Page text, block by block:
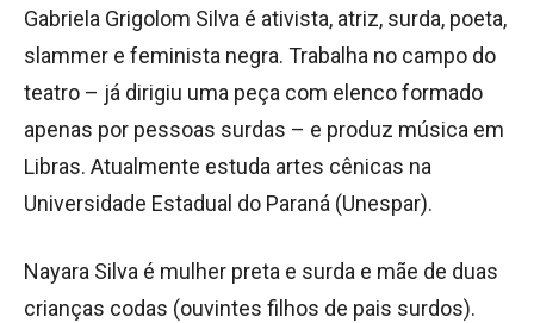
Gabriela Grigolom Silva é ativista, atriz, surda, poeta,
slammer e feminista negra. Trabalha no campo do
teatro – já dirigiu uma peça com elenco formado
apenas por pessoas surdas – e produz música em
Libras. Atualmente estuda artes cênicas na
Universidade Estadual do Paraná (Unespar).
Nayara Silva é mulher preta e surda e mãe de duas
crianças codas (ouvintes filhos de pais surdos).